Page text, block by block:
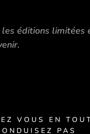
éditions limitées
VOUS EN
PAS